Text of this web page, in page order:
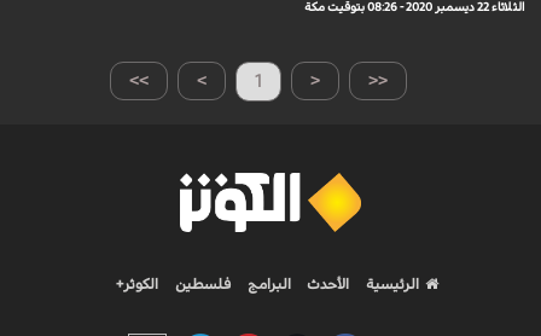
الثلاثاء 22 ديسمبر 2020 - 08:26 بتوقيت مكة
>> > 1 < <<
الرئيسية الأحدث البرامج فلسطين الكوثر+